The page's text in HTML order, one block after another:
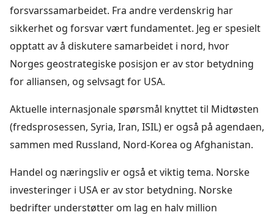
forsvarssamarbeidet. Fra andre verdenskrig har
sikkerhet og forsvar vært fundamentet. Jeg er spesielt
opptatt av å diskutere samarbeidet i nord, hvor
Norges geostrategiske posisjon er av stor betydning
for alliansen, og selvsagt for USA.
Aktuelle internasjonale spørsmål knyttet til Midtøsten
(fredsprosessen, Syria, Iran, ISIL) er også på agendaen,
sammen med Russland, Nord-Korea og Afghanistan.
Handel og næringsliv er også et viktig tema. Norske
investeringer i USA er av stor betydning. Norske
bedrifter understøtter om lag en halv million